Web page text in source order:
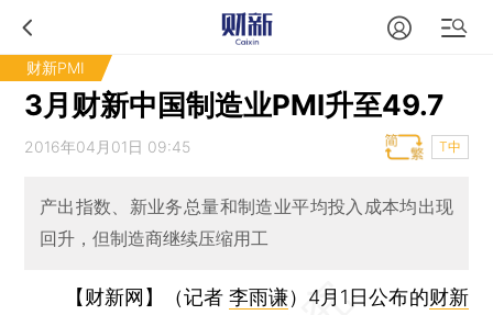
财新PMI
3月财新中国制造业PMI升至49.7
2016年04月01日 09:45 T中
产出指数、新业务总量和制造业平均投入成本均出现
回升，但制造商继续压缩用工
【财新网】（记者 李雨谦） 4月1日公布的财新